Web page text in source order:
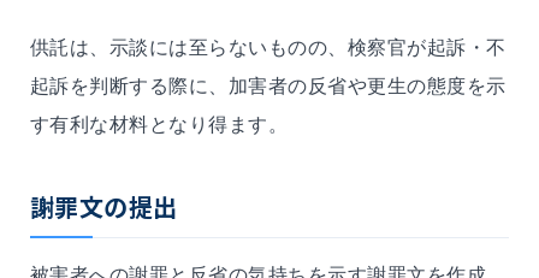
供託は、示談には至らないものの、検察官が起訴・不
起訴を判断する際に、加害者の反省や更生の態度を示
す有利な材料となり得ます。
謝罪文の提出